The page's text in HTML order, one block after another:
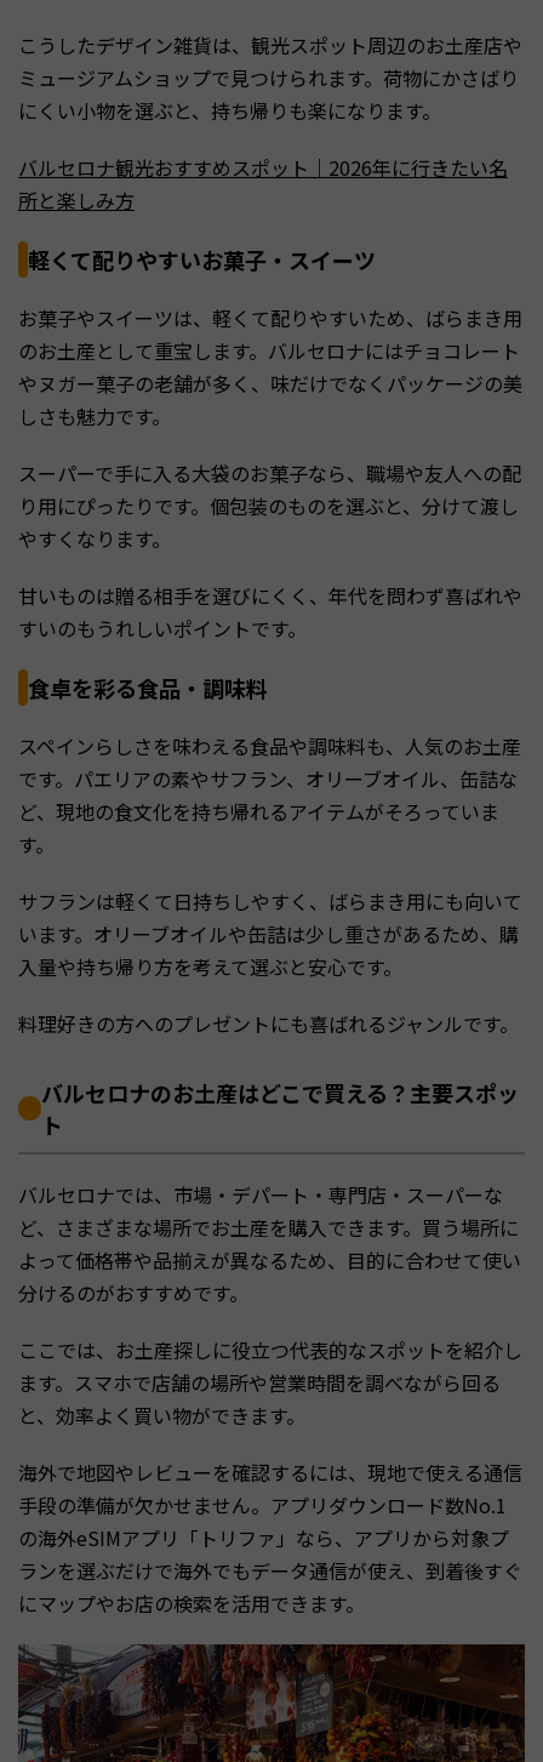
こうしたデザイン雑貨は、観光スポット周辺のお土産店や
ミュージアムショップで見つけられます。荷物にかさばり
にくい小物を選ぶと、持ち帰りも楽になります。
バルセロナ観光おすすめスポット｜2026年に行きたい名
所と楽しみ方
軽くて配りやすいお菓子・スイーツ
お菓子やスイーツは、軽くて配りやすいため、ばらまき用
のお土産として重宝します。バルセロナにはチョコレート
やヌガー菓子の老舗が多く、味だけでなくパッケージの美
しさも魅力です。
スーパーで手に入る大袋のお菓子なら、職場や友人への配
り用にぴったりです。個包装のものを選ぶと、分けて渡し
やすくなります。
甘いものは贈る相手を選びにくく、年代を問わず喜ばれや
すいのもうれしいポイントです。
食卓を彩る食品・調味料
スペインらしさを味わえる食品や調味料も、人気のお土産
です。パエリアの素やサフラン、オリーブオイル、缶詰な
ど、現地の食文化を持ち帰れるアイテムがそろっていま
す。
サフランは軽くて日持ちしやすく、ばらまき用にも向いて
います。オリーブオイルや缶詰は少し重さがあるため、購
入量や持ち帰り方を考えて選ぶと安心です。
料理好きの方へのプレゼントにも喜ばれるジャンルです。
バルセロナのお土産はどこで買える？主要スポッ
ト
バルセロナでは、市場・デパート・専門店・スーパーな
ど、さまざまな場所でお土産を購入できます。買う場所に
よって価格帯や品揃えが異なるため、目的に合わせて使い
分けるのがおすすめです。
ここでは、お土産探しに役立つ代表的なスポットを紹介し
ます。スマホで店舗の場所や営業時間を調べながら回る
と、効率よく買い物ができます。
海外で地図やレビューを確認するには、現地で使える通信
手段の準備が欠かせません。アプリダウンロード数No.1
の海外eSIMアプリ「トリファ」なら、アプリから対象プ
ランを選ぶだけで海外でもデータ通信が使え、到着後すぐ
にマップやお店の検索を活用できます。